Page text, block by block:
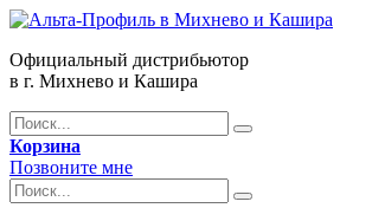
Официальный дистрибьютор
в г. Михнево и Кашира
Корзина
Позвоните мне